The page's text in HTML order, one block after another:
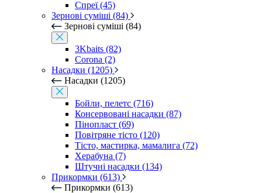
Спреї (45)
Зернові суміші (84)
Зернові суміші (84)
3Kbaits (82)
Corona (2)
Насадки (1205)
Насадки (1205)
Бойли, пелетс (716)
Консервовані насадки (87)
Пінопласт (69)
Повітряне тісто (120)
Тісто, мастирка, мамалига (72)
Херабуна (7)
Штучні насадки (134)
Прикормки (613)
Прикормки (613)